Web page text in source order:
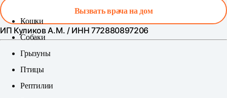
Вызвать врача на дом
ИП Куликов А.М. / ИНН 772880897206
Кошки
Собаки
Грызуны
Птицы
Рептилии